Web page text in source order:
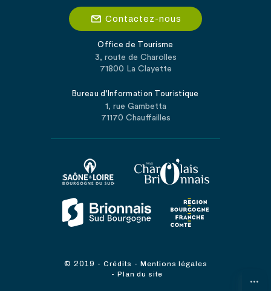
...
Contactez-nous
Office de Tourisme
3, route de Charolles
71800 La Clayette
Bureau d'Information Touristique
1, rue Gambetta
71170 Chauffailles
© 2019 - Crédits - Mentions légales
- Plan du site